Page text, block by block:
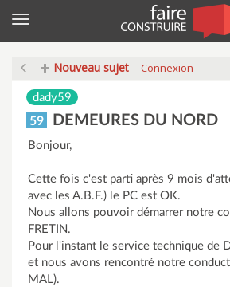
Menu
Nouveau sujet Connexion
dady59
59 DEMEURES DU NORD
Bonjour,
Cette fois c'est parti après 9 mois
avec les A.B.F.) le PC est OK.
Nous allons pouvoir démarrer notre
FRETIN.
Pour l'instant le service technique de
et nous avons rencontré notre
MAL).